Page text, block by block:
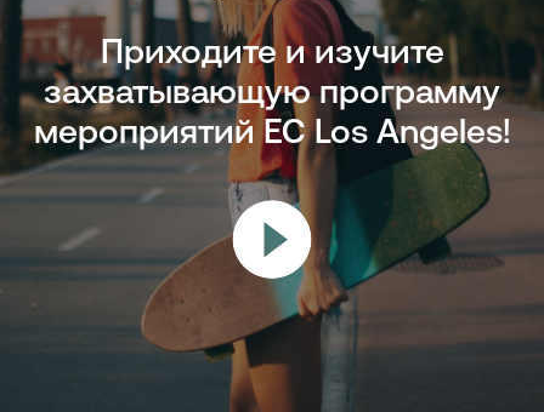
Приходите и изучите
захватывающую программу
мероприятий EC Los Angeles!